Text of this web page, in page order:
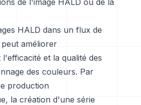
de l'image HALD ou de la
HALD dans un flux de
améliorer
et la qualité des
des couleurs. Par
production
la création d'une série